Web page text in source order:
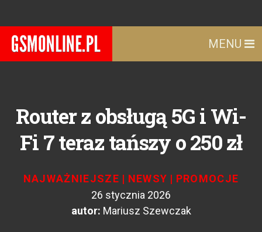
MENU
Router z obsługą 5G i Wi-
Fi 7 teraz tańszy o 250 zł
NAJWAŻNIEJSZE | NEWSY | PROMOCJE
26 stycznia 2026
autor: Mariusz Szewczak